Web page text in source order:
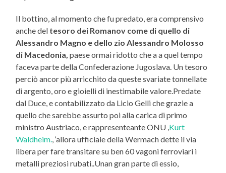
Il bottino, al momento che fu predato, era comprensivo
anche del tesoro dei Romanov come di quello di
Alessandro Magno e dello zio Alessandro Molosso
di Macedonia,paese ormai ridotto che a a quel tempo
faceva parte della Confederazione Jugoslava. Un tesoro
perciò ancor più arricchito da queste svariate tonnellate
di argento, oro e gioielli di inestimabile valore.Predate
dal Duce, e contabilizzato da Licio Gelli che grazie a
quello che sarebbe assurto poi alla carica di primo
ministro Austriaco, e rappresenteante ONU ,Kurt
Waldheim., ‘allora ufficiaie della Wermach dette il via
libera per fare transitare su ben 60 vagoni ferroviari i
metalli preziosi rubati..Unan gran parte di essio,